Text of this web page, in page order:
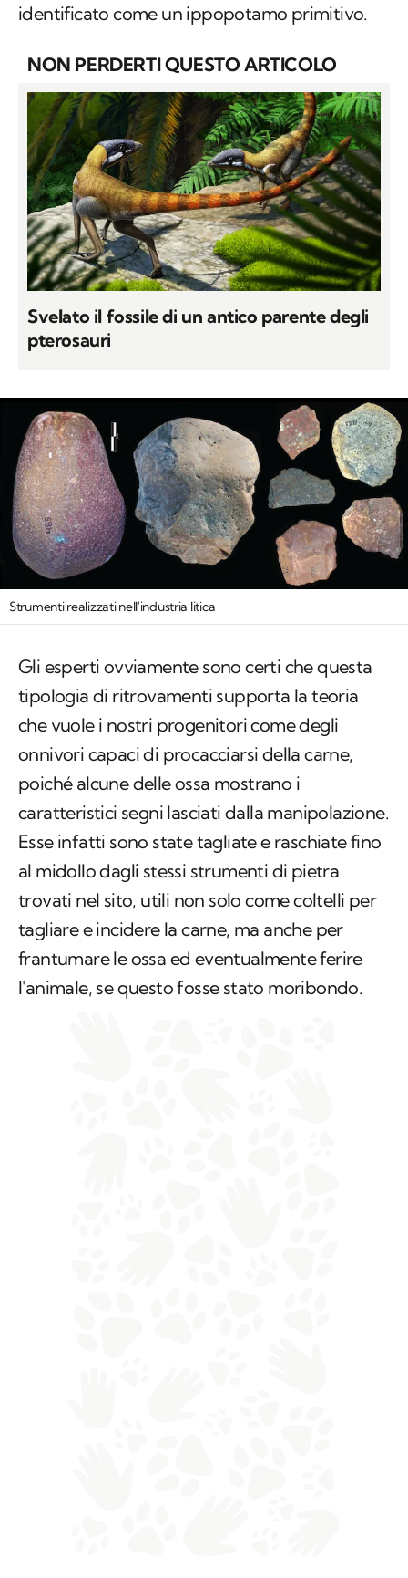
identificato come un ippopotamo primitivo.
NON PERDERTI QUESTO ARTICOLO
Svelato il fossile di un antico parente degli
pterosauri
Strumenti realizzati nell'industria litica
Gli esperti ovviamente sono certi che questa
tipologia di ritrovamenti supporta la teoria
che vuole i nostri progenitori come degli
onnivori capaci di procacciarsi della carne,
poiché alcune delle ossa mostrano i
caratteristici segni lasciati dalla manipolazione.
Esse infatti sono state tagliate e raschiate fino
al midollo dagli stessi strumenti di pietra
trovati nel sito, utili non solo come coltelli per
tagliare e incidere la carne, ma anche per
frantumare le ossa ed eventualmente ferire
l'animale, se questo fosse stato moribondo.